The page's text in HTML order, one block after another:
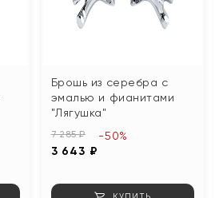
Брошь из серебра с
эмалью и фианитами
"Лягушка"
7 285 ₽
3 643 ₽
-50%